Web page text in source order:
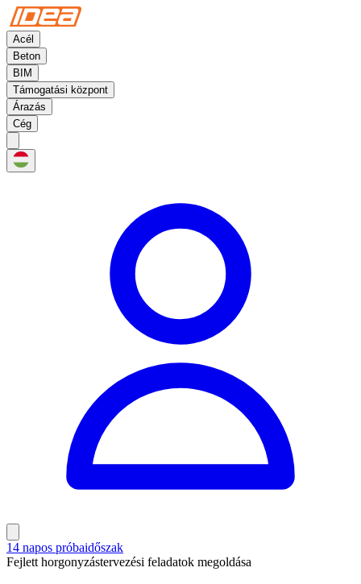
Acél
Beton
BIM
Támogatási központ
Árazás
Cég
14 napos próbaidőszak
Fejlett horgonyzástervezési feladatok megoldása